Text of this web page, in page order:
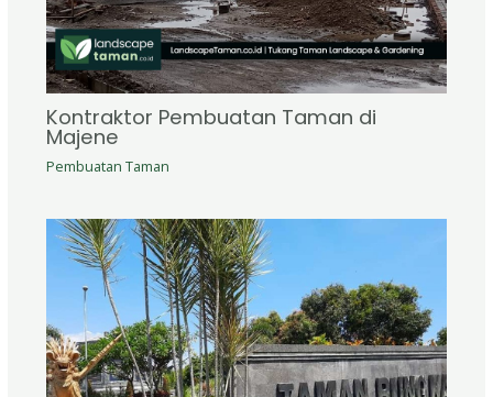
Kontraktor Pembuatan Taman di
Majene
Pembuatan Taman